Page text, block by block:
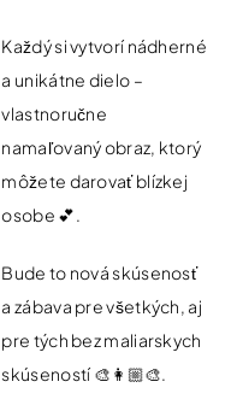
Každý si vytvorí nádherné
a unikátne dielo –
vlastnoručne
namaľovaný obraz, ktorý
môžete darovať blízkej
osobe 💕.
Bude to nová skúsenosť
a zábava pre všetkých, aj
pre tých bez maliarskych
skúseností 🎨👩🏼‍🎨.